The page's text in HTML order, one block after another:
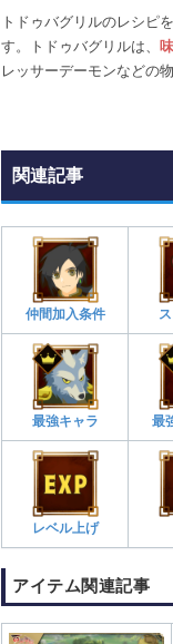
トドゥバグリルのレシピ
す。トドゥバグリルは、
レッサーデーモンなどの
関連記事
仲間加入条件
最強キャラ 最
レベル上げ
アイテム関連記事